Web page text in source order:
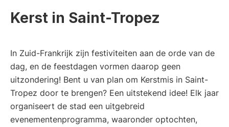
Kerst in Saint-Tropez
In Zuid-Frankrijk zijn festiviteiten aan de orde van de
dag, en de feestdagen vormen daarop geen
uitzondering! Bent u van plan om Kerstmis in Saint-
Tropez door te brengen? Een uitstekend idee! Elk jaar
organiseert de stad een uitgebreid
evenementenprogramma, waaronder optochten,